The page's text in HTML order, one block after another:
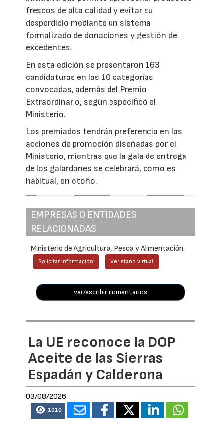
frescos de alta calidad y evitar su
desperdicio mediante un sistema
formalizado de donaciones y gestión de
excedentes.
En esta edición se presentaron 163
candidaturas en las 10 categorías
convocadas, además del Premio
Extraordinario, según especificó el
Ministerio.
Los premiados tendrán preferencia en las
acciones de promoción diseñadas por el
Ministerio, mientras que la gala de entrega
de los galardones se celebrará, como es
habitual, en otoño.
EMPRESAS O ENTIDADES
RELACIONADAS
Ministerio de Agricultura, Pesca y Alimentación
Solicitar información Ver stand virtual
ver/escribir comentarios
La UE reconoce la DOP
Aceite de las Sierras
Espadán y Calderona
03/08/2026
1010